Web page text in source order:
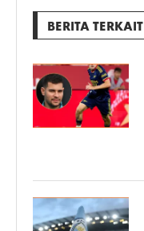
BERITA TERKAIT